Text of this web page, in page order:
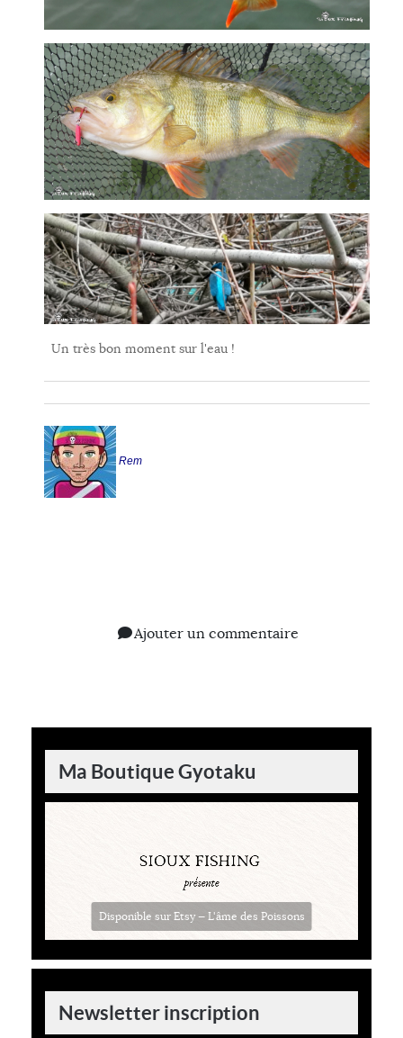
Un très bon moment sur l'eau !
Rem
Ajouter un commentaire
Ma Boutique Gyotaku
Disponible sur Etsy — L'âme des Poissons
Newsletter inscription